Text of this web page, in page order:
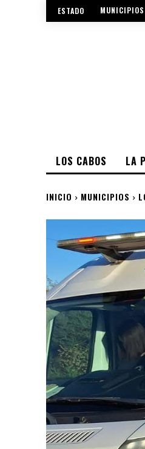
ESTADO MUNICIPIOS
LOS CABOS LA
INICIO MUNICIPIOS